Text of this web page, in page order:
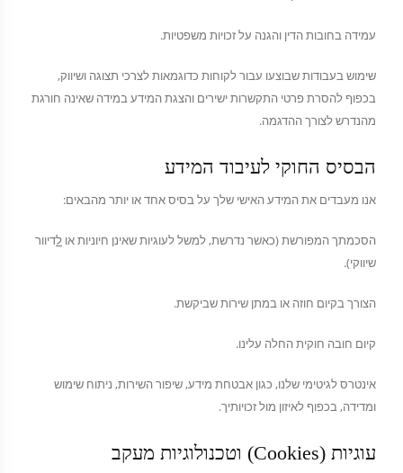
עמידה בחובות הדין והגנה על זכויות משפטיות.
שימוש בעבודות שבוצעו עבור לקוחות כדוגמאות לצרכי תצוגה ושיווק,
בכפוף להסרת פרטי התקשרות ישירים והצגת המידע במידה שאינה חורגת
מהנדרש לצורך ההדגמה.
הבסיס החוקי לעיבוד המידע
אנו מעבדים את המידע האישי שלך על בסיס אחד או יותר מהבאים:
הסכמתך המפורשת (כאשר נדרשת, למשל לעוגיות שאינן חיוניות או לדיוור
שיווקי).
הצורך בקיום חוזה או במתן שירות שביקשת.
קיום חובה חוקית החלה עלינו.
אינטרס לגיטימי שלנו, כגון אבטחת מידע, שיפור השירות, ניתוח שימוש
ומדידה, בכפוף לאיזון מול זכויותיך.
עוגיות (Cookies) וטכנולוגיות מעקב